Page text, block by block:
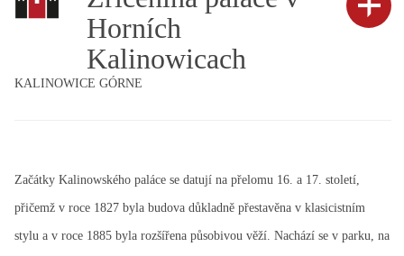
Horních
Kalinowicach
KALINOWICE GÓRNE
Začátky Kalinowského paláce se datují na přelomu 16. a 17. století,
přičemž v roce 1827 byla budova důkladně přestavěna v klasicistním
stylu a v roce 1885 byla rozšířena působivou věží. Nachází se v parku, na